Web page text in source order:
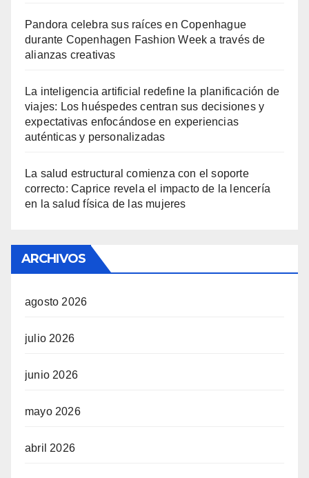
Pandora celebra sus raíces en Copenhague
durante Copenhagen Fashion Week a través de
alianzas creativas
La inteligencia artificial redefine la planificación de
viajes: Los huéspedes centran sus decisiones y
expectativas enfocándose en experiencias
auténticas y personalizadas
La salud estructural comienza con el soporte
correcto: Caprice revela el impacto de la lencería
en la salud física de las mujeres
ARCHIVOS
agosto 2026
julio 2026
junio 2026
mayo 2026
abril 2026